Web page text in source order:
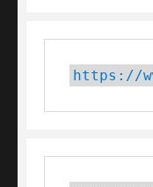
https://